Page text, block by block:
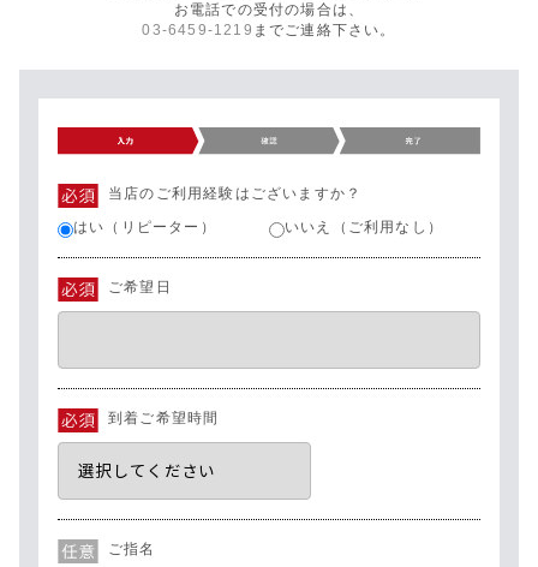
お電話での受付の場合は、
03-6459-1219 までご連絡下さい。
当店のご利用経験はございますか？
はい（リピーター）
いいえ（ご利用なし）
ご希望日
到着ご希望時間
ご指名